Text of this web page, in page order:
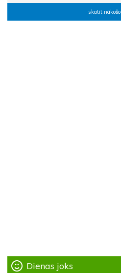
skatīt nākošo
Dienas joks